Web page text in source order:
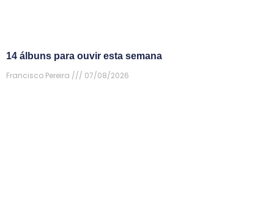
14 álbuns para ouvir esta semana
Francisco Pereira
07/08/2026